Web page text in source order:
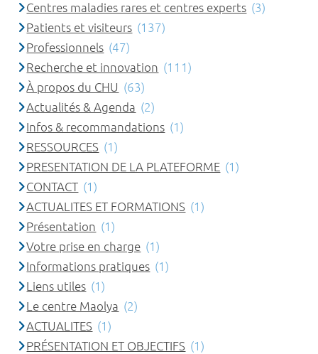
Centres maladies rares et centres experts (3)
Patients et visiteurs (137)
Professionnels (47)
Recherche et innovation (111)
À propos du CHU (63)
Actualités & Agenda (2)
Infos & recommandations (1)
RESSOURCES (1)
PRESENTATION DE LA PLATEFORME (1)
CONTACT (1)
ACTUALITES ET FORMATIONS (1)
Présentation (1)
Votre prise en charge (1)
Informations pratiques (1)
Liens utiles (1)
Le centre Maolya (2)
ACTUALITES (1)
PRÉSENTATION ET OBJECTIFS (1)